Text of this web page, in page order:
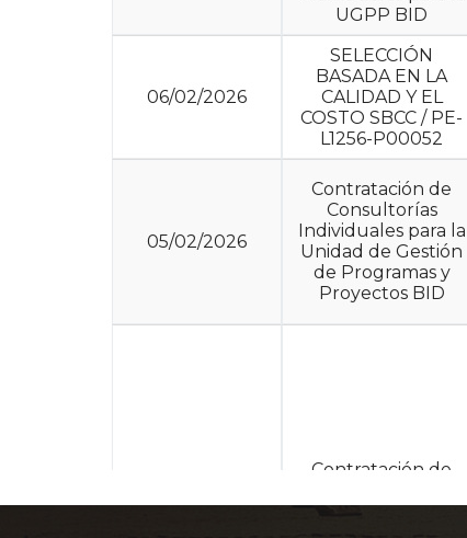
UGPP BID
06/02/2026
SELECCIÓN
BASADA EN LA
CALIDAD Y EL
COSTO SBCC / PE-
L1256-P00052
05/02/2026
Contratación de
Consultorías
Individuales para la
Unidad de Gestión
de Programas y
Proyectos BID
Contratación de
Individuales para la